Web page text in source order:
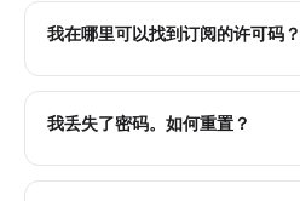
我在哪里可以找到订阅的许可码？
我丢失了密码。如何重置？